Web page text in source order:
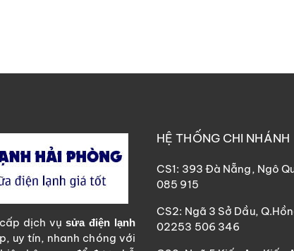
dịch vụ sửa điện lạnh
uy tín, nhanh chóng với
HỆ THỐNG CHI NHÁNH
CS1: 393 Đà Nẵng, Ngô
085 915
CS2: Ngã 3 Sở Dầu,
02253 506 346